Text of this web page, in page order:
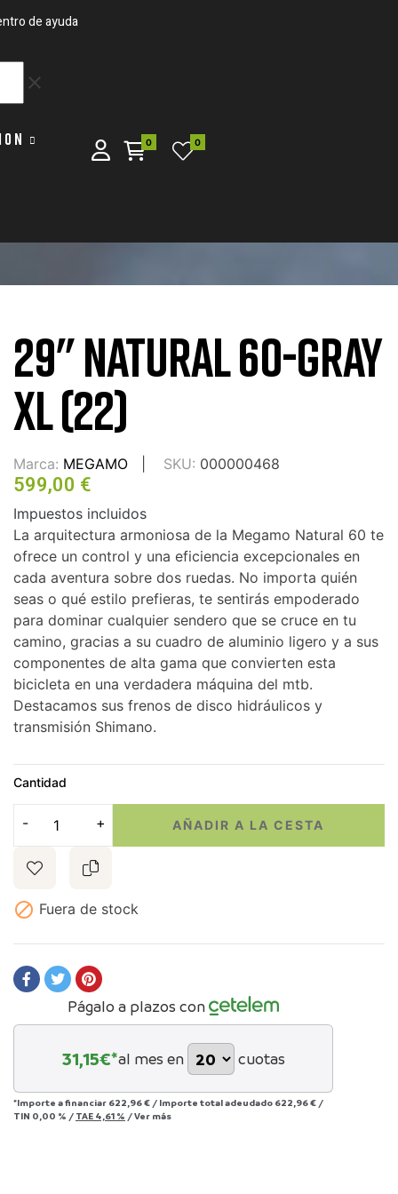
de ayuda
clear
0 0
29" NATURAL 60-GRAY
XL (22)
Marca: MEGAMO SKU: 000000468
599,00 €
Impuestos incluidos
La arquitectura armoniosa de la Megamo Natural 60 te
ofrece un control y una eficiencia excepcionales en
cada aventura sobre dos ruedas. No importa quién
seas o qué estilo prefieras, te sentirás empoderado
para dominar cualquier sendero que se cruce en tu
camino, gracias a su cuadro de aluminio ligero y a sus
componentes de alta gama que convierten esta
bicicleta en una verdadera máquina del mtb.
Destacamos sus frenos de disco hidráulicos y
transmisión Shimano.
Cantidad
AÑADIR A LA CESTA
 Fuera de stock
Págalo a plazos con
31,15€*al mes en cuotas
*Importe a financiar 622,96 € / Importe total adeudado 622,96 € /
TIN 0,00 % / TAE 4,61 % /Ver más